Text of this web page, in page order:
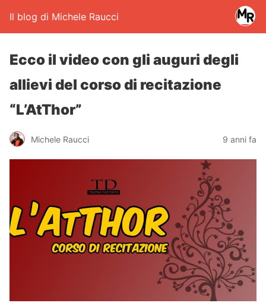
Il blog di Michele Raucci
Ecco il video con gli auguri degli
allievi del corso di recitazione
“L’AtThor”
Michele Raucci 9 anni fa